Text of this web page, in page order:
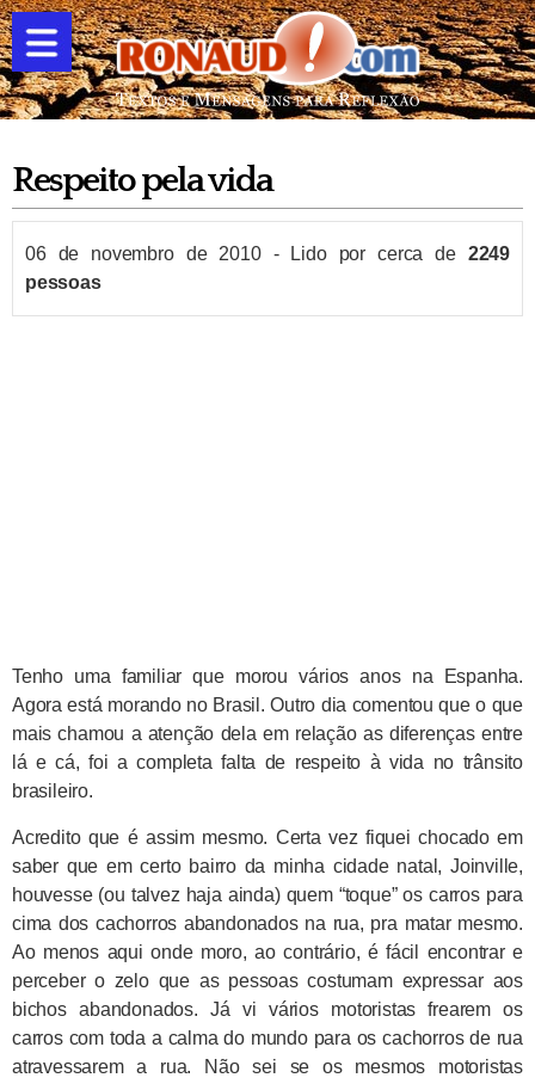
Respeito pela vida
06 de novembro de 2010- Lido por cerca de 2249
pessoas
Tenho uma familiar que morou vários anos na Espanha.
Agora está morando no Brasil. Outro dia comentou que o que
mais chamou a atenção dela em relação as diferenças entre
lá e cá, foi a completa falta de respeito à vida no trânsito
brasileiro.
Acredito que é assim mesmo. Certa vez fiquei chocado em
saber que em certo bairro da minha cidade natal, Joinville,
houvesse (ou talvez haja ainda) quem “toque” os carros para
cima dos cachorros abandonados na rua, pra matar mesmo.
Ao menos aqui onde moro, ao contrário, é fácil encontrar e
perceber o zelo que as pessoas costumam expressar aos
bichos abandonados. Já vi vários motoristas frearem os
carros com toda a calma do mundo para os cachorros de rua
atravessarem a rua. Não sei se os mesmos motoristas